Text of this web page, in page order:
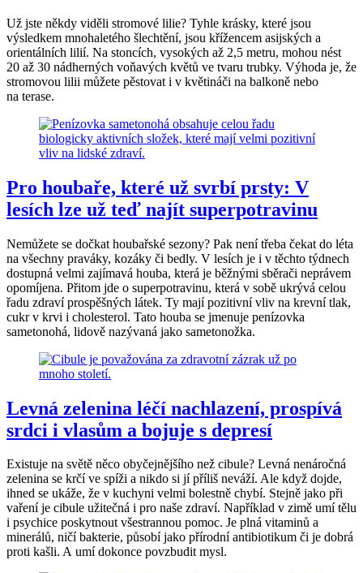
Už jste někdy viděli stromové lilie? Tyhle krásky, které jsou
výsledkem mnohaletého šlechtění, jsou křížencem asijských a
orientálních lilií. Na stoncích, vysokých až 2,5 metru, mohou nést
20 až 30 nádherných voňavých květů ve tvaru trubky. Výhoda je, že
stromovou lilii můžete pěstovat i v květináči na balkoně nebo
na terase.
Pro houbaře, které už svrbí prsty: V
lesích lze už teď najít superpotravinu
Nemůžete se dočkat houbařské sezony? Pak není třeba čekat do léta
na všechny praváky, kozáky či bedly. V lesích je i v těchto týdnech
dostupná velmi zajímavá houba, která je běžnými sběrači neprávem
opomíjena. Přitom jde o superpotravinu, která v sobě ukrývá celou
řadu zdraví prospěšných látek. Ty mají pozitivní vliv na krevní tlak,
cukr v krvi i cholesterol. Tato houba se jmenuje penízovka
sametonohá, lidově nazývaná jako sametonožka.
Levná zelenina léčí nachlazení, prospívá
srdci i vlasům a bojuje s depresí
Existuje na světě něco obyčejnějšího než cibule? Levná nenáročná
zelenina se krčí ve spíži a nikdo si jí příliš neváží. Ale když dojde,
ihned se ukáže, že v kuchyni velmi bolestně chybí. Stejně jako při
vaření je cibule užitečná i pro naše zdraví. Například v zimě umí tělu
i psychice poskytnout všestrannou pomoc. Je plná vitaminů a
minerálů, ničí bakterie, působí jako přírodní antibiotikum či je dobrá
proti kašli. A umí dokonce povzbudit mysl.